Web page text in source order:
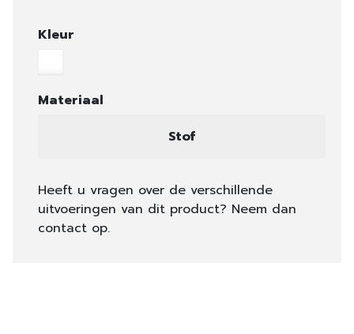
Kleur
Materiaal
Stof
Heeft u vragen over de verschillende
uitvoeringen van dit product? Neem dan
contact op.